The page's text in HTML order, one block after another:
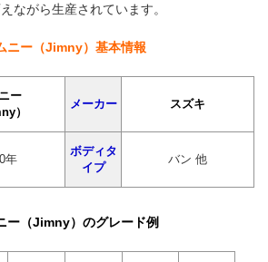
ながら生産されています。
ニー（Jimny）基本情報
ー
）
メーカー スズキ
年
ボディタ
イプ
バン 他
ー（Jimny）のグレード例